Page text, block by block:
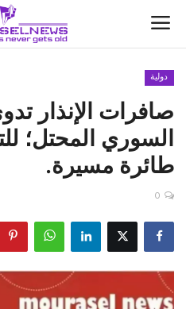
الأخبار
كتّابنا
السعودية
اقتصاد
علوم وتكنولوجيا
دولية
صافرات الإنذار
السوري المحتل؛
طائرة مسيرة.
0